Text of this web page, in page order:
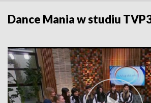
Dance Mania w studiu